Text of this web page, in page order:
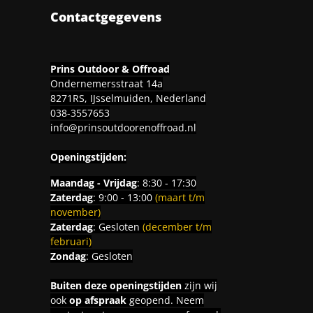
Contactgegevens
Prins Outdoor & Offroad
Ondernemersstraat 14a
8271RS, IJsselmuiden, Nederland
038-3557653
info@prinsoutdoorenoffroad.nl
Openingstijden:
Maandag - Vrijdag: 8:30 - 17:30
Zaterdag: 9:00 - 13:00 (maart t/m
november)
Zaterdag: Gesloten (december t/m
februari)
Zondag: Gesloten
Buiten deze openingstijdenzijn wij
ook op afspraakgeopend. Neem